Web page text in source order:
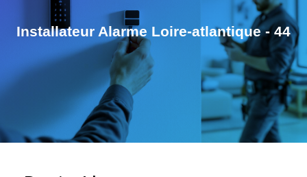
Installateur Alarme Loire-atlantique - 44